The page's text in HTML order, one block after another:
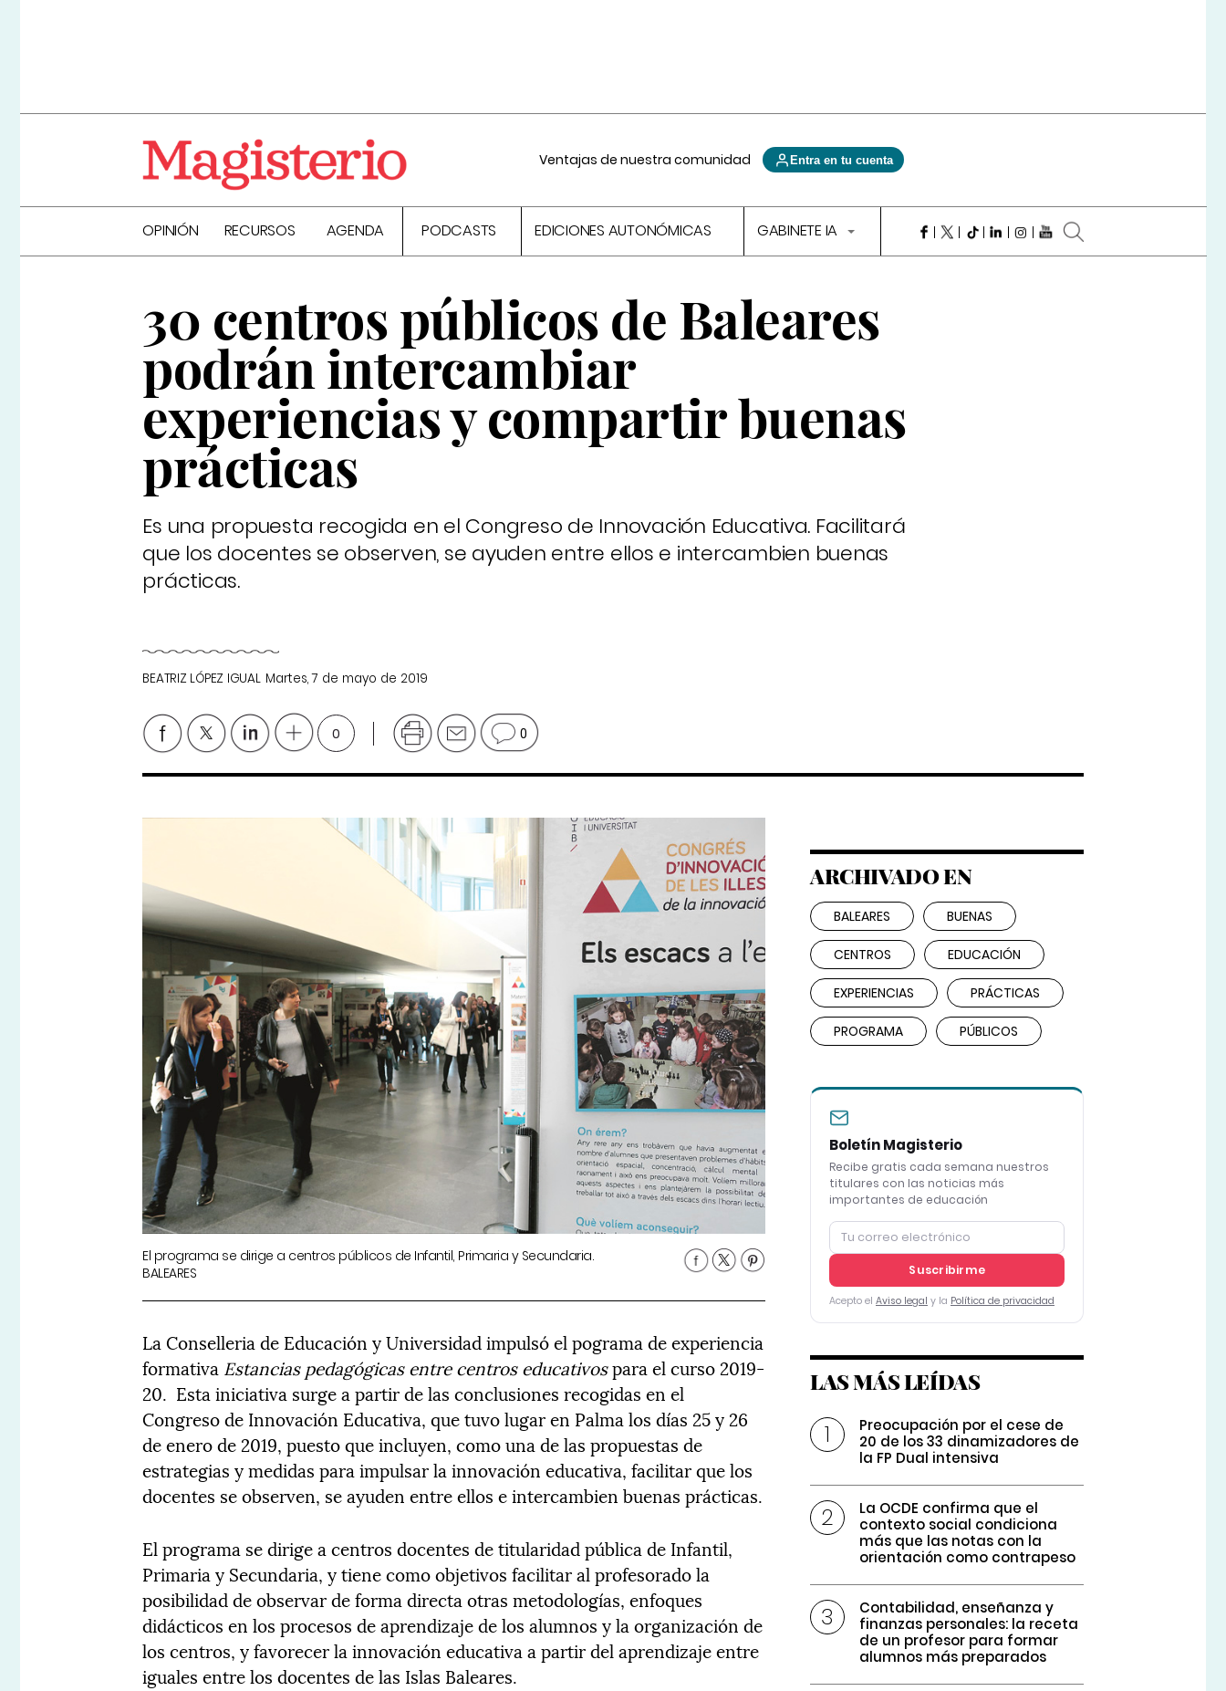
Ventajas de nuestra comunidad Entra en tu cuenta
OPINIÓN RECURSOS AGENDA PODCASTS EDICIONES AUTONÓMICAS GABINETE IA
30 centros públicos de Baleares
podrán intercambiar
experiencias y compartir buenas
prácticas
Es una propuesta recogida en el Congreso de Innovación Educativa. Facilitará
que los docentes se observen, se ayuden entre ellos e intercambien buenas
prácticas.
BEATRIZ LÓPEZ IGUAL Martes, 7 de mayo de 2019
0 0
El programa se dirige a centros públicos de Infantil, Primaria y Secundaria.
BALEARES
La Conselleria de Educación y Universidad impulsó el pograma de experiencia
formativa Estancias pedagógicas entre centros educativospara el curso 2019-
20. Esta iniciativa surge a partir de las conclusiones recogidas en el
Congreso de Innovación Educativa, que tuvo lugar en Palma los días 25 y 26
de enero de 2019, puesto que incluyen, como una de las propuestas de
estrategias y medidas para impulsar la innovación educativa, facilitar que los
docentes se observen, se ayuden entre ellos e intercambien buenas prácticas.
El programa se dirige a centros docentes de titularidad pública de Infantil,
Primaria y Secundaria, y tiene como objetivos facilitar al profesorado la
posibilidad de observar de forma directa otras metodologías, enfoques
didácticos en los procesos de aprendizaje de los alumnos y la organización de
los centros, y favorecer la innovación educativa a partir del aprendizaje entre
iguales entre los docentes de las Islas Baleares.
ARCHIVADO EN
BALEARES BUENAS
CENTROS EDUCACIÓN
EXPERIENCIAS PRÁCTICAS
PROGRAMA PÚBLICOS
Boletín Magisterio
Recibe gratis cada semana nuestros
titulares con las noticias más
importantes de educación
Suscribirme
Acepto el Aviso legal y la Política de privacidad
LAS MÁS LEÍDAS
Preocupación por el cese de
20 de los 33 dinamizadores de
la FP Dual intensiva
La OCDE confirma que el
contexto social condiciona
más que las notas con la
orientación como contrapeso
Contabilidad, enseñanza y
finanzas personales: la receta
de un profesor para formar
alumnos más preparados